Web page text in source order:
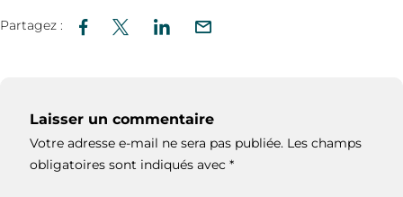
Partagez :
Laisser un commentaire
Votre adresse e-mail ne sera pas publiée. Les champs
obligatoires sont indiqués avec *